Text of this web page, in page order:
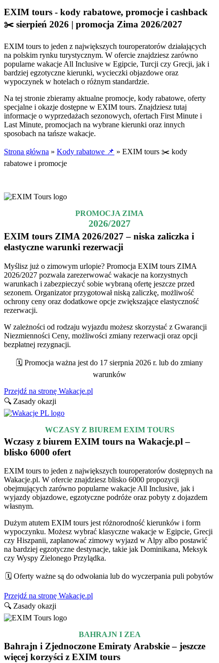
EXIM tours - kody rabatowe, promocje i cashback
✂️ sierpień 2026 | promocja Zima 2026/2027
EXIM tours to jeden z największych touroperatorów działających
na polskim rynku turystycznym. W ofercie znajdziesz zarówno
popularne wakacje All Inclusive w Egipcie, Turcji czy Grecji, jak i
bardziej egzotyczne kierunki, wycieczki objazdowe oraz
wypoczynek w hotelach o różnym standardzie.
Na tej stronie zbieramy aktualne promocje, kody rabatowe, oferty
specjalne i okazje dostępne w EXIM tours. Znajdziesz tutaj
informacje o wyprzedażach sezonowych, ofertach First Minute i
Last Minute, promocjach na wybrane kierunki oraz innych
sposobach na tańsze wakacje.
Strona główna » Kody rabatowe 📌 » EXIM tours ✂️ kody
rabatowe i promocje
PROMOCJA ZIMA
2026/2027
EXIM tours ZIMA 2026/2027 – niska zaliczka i
elastyczne warunki rezerwacji
Myślisz już o zimowym urlopie? Promocja EXIM tours ZIMA
2026/2027 pozwala zarezerwować wakacje na korzystnych
warunkach i zabezpieczyć sobie wybraną ofertę jeszcze przed
sezonem. Organizator przygotował niską zaliczkę, możliwość
ochrony ceny oraz dodatkowe opcje zwiększające elastyczność
rezerwacji.
W zależności od rodzaju wyjazdu możesz skorzystać z Gwarancji
Niezmienności Ceny, możliwości zmiany rezerwacji oraz opcji
bezpłatnej rezygnacji.
🗓️ Promocja ważna jest do 17 sierpnia 2026 r. lub do zmiany
warunków
Przejdź na stronę Wakacje.pl
🔍 Zasady okazji
WCZASY Z BIUREM EXIM TOURS
Wczasy z biurem EXIM tours na Wakacje.pl –
blisko 6000 ofert
EXIM tours to jeden z największych touroperatorów dostępnych na
Wakacje.pl. W ofercie znajdziesz blisko 6000 propozycji
obejmujących zarówno popularne wakacje All Inclusive, jak i
wyjazdy objazdowe, egzotyczne podróże oraz pobyty z dojazdem
własnym.
Dużym atutem EXIM tours jest różnorodność kierunków i form
wypoczynku. Możesz wybrać klasyczne wakacje w Egipcie, Grecji
czy Hiszpanii, zaplanować zimowy wyjazd w Alpy albo postawić
na bardziej egzotyczne destynacje, takie jak Dominikana, Meksyk
czy Wyspy Zielonego Przylądka.
🗓️ Oferty ważne są do odwołania lub do wyczerpania puli pobytów
Przejdź na stronę Wakacje.pl
🔍 Zasady okazji
BAHRAJN I ZEA
Bahrajn i Zjednoczone Emiraty Arabskie – jeszcze
więcej korzyści z EXIM tours